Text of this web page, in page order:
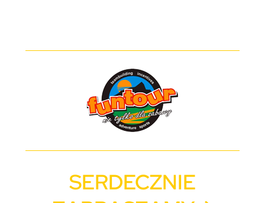
SERDECZNIE